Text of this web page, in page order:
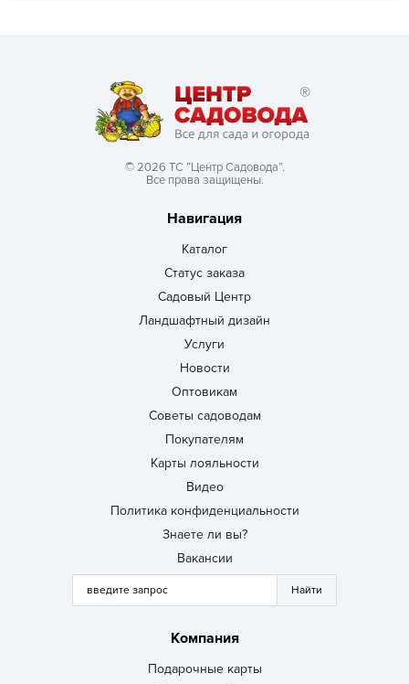
© 2026 ТС “Центр Садовода”.
Все права защищены.
Навигация
Каталог
Статус заказа
Садовый Центр
Ландшафтный дизайн
Услуги
Новости
Оптовикам
Советы садоводам
Покупателям
Карты лояльности
Видео
Политика конфиденциальности
Знаете ли вы?
Вакансии
Компания
Подарочные карты